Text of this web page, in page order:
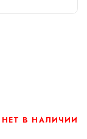
НЕТ В НАЛИЧИИ